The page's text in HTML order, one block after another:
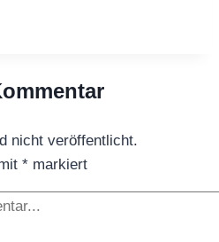
nicht veröffentlicht.
* markiert